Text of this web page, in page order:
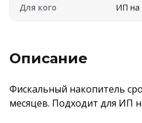
Для кого ИП на
Описание
Фискальный накопитель
месяцев. Подходит для ИП